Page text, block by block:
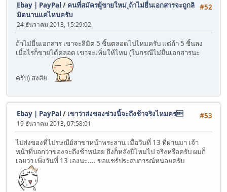
#52
Ebay | PayPal / คนที่สมัครผู้ขายใหม่ ุถ้าไม่ยื่นเอกสารจะถูกลิ
มิตนานแค่ไหนครับ
24 ธันวาคม 2013, 15:29:02
ถ้าไม่ยื่นเอกสาร เขาจะลิมิต 5 ชิ้นตลอดไปไหมครับ แต่ถ้า 5 ชิ้นลง
เมื่อไรก็ขายได้ตลอด เขาจะเพิ่มให้ไหม (ในกรณีไม่ยื่นเอกสารนะ
ครับ) สงสัย
#53
Ebay | PayPal / เขาว่าส่งของช่วงนี้จะถึงช้าจริงไหมคร
19 ธันวาคม 2013, 07:58:01
ไปส่งของที่ไปรษณีย์สาขาหน้าพระลาน เมื่อวันที่ 13 ที่ผ่านมา เจ้า
หน้าที่บอกว่าของจะถึงช้าหน่อย ถึงก็หลังปีไหม่ไป จริงหรือครับ ผมก็
เลยว่า เพิ่งวันที่ 13 เองนะ.... ขอแชร์ประสบการณ์หน่อยครับ